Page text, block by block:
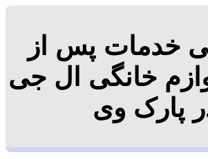
خدمات پس از
خانگی ال جی
پارک وی